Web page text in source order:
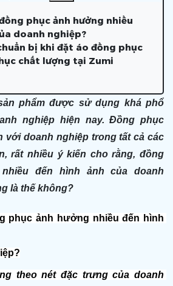
phục ảnh hưởng nhiều
doanh nghiệp?
bị khi đặt áo đồng phục
chất lượng tại Zumi
phẩm được sử dụng khá phổ
nghiệp hiện nay. Đồng phục
với doanh nghiệp trong tất cả các
rất nhiều ý kiến cho rằng, đồng
đến hình ảnh của doanh
là thế không?
phục ảnh hưởng nhiều đến hình
theo nét đặc trưng của doanh